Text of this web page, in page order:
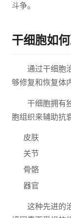
斗争。
干细胞如
通过干细胞
够修复和恢复体
干细胞拥有
胞组织来辅助抗
皮肤
关节
骨骼
器官
这种先进的